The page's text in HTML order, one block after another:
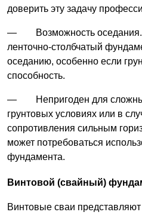
доверить эту задачу
— Возможность оседания.
ленточно-столбчатый
оседанию, особенно если
способность.
— Непригоден для
грунтовых условиях или в
сопротивления сильным
может потребоваться
фундамента.
Винтовой (свайный)
Винтовые сваи